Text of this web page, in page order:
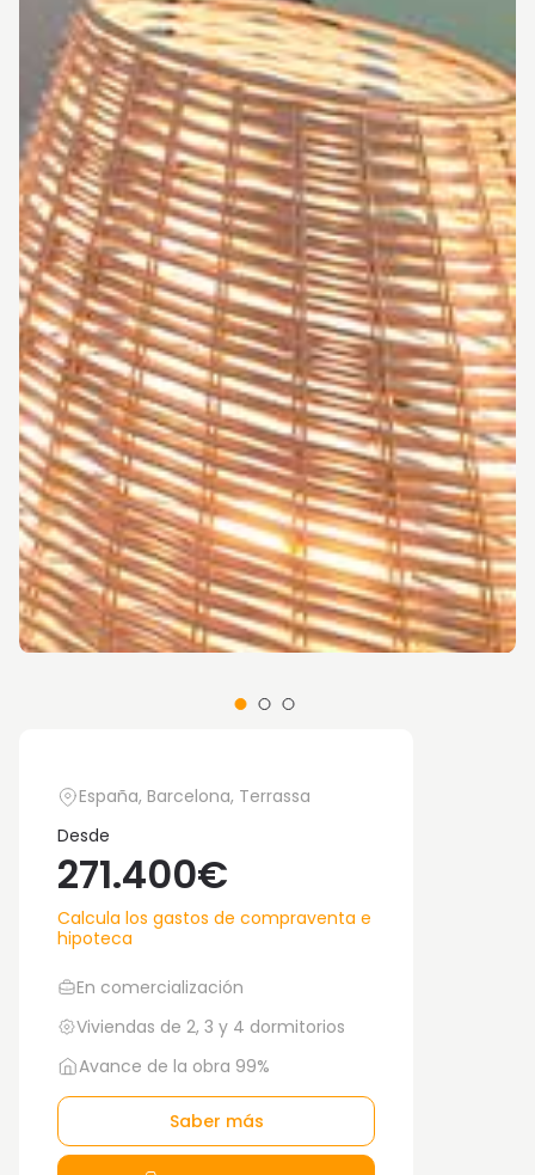
España, Barcelona, Terrassa
Desde
271.400€
Calcula los gastos de compraventa e
hipoteca
En comercialización
Viviendas de 2, 3 y 4 dormitorios
Avance de la obra 99%
Saber más